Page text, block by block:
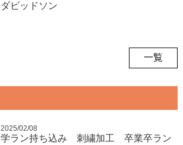
ダビッドソン
一覧
2025/02/08
学ラン持ち込み 刺繍加工 卒業卒ラン